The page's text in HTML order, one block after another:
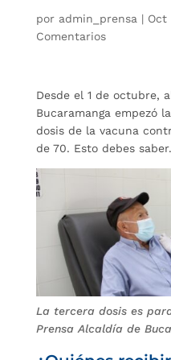
por admin_prensa | Oct
Comentarios
Desde el 1 de octubre,
Bucaramanga empezó
dosis de la vacuna
de 70. Esto debes saber.
La tercera dosis es
Prensa Alcaldía de